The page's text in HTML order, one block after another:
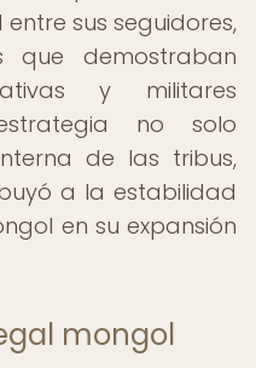
sus seguidores,
que demostraban
y militares
no solo
de las tribus,
a la estabilidad
en su expansión
mongol